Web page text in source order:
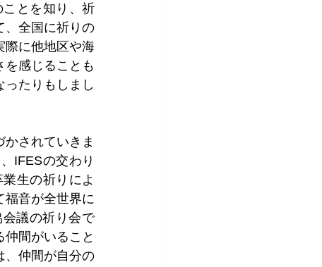
とを知り、祈
、全国に祈りの
際に他地区や海
感じることも
たりもしまし
されていきま
IFESの交わり
生の祈りによ
福音が全世界に
議の祈り会で
間がいること
、仲間が自分の